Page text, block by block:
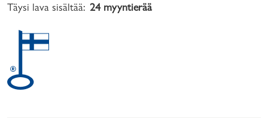
Täysi lava sisältää: 24 myyntierää